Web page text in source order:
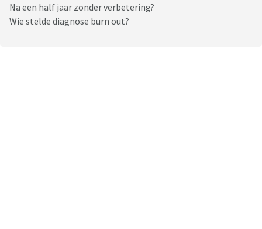
Na een half jaar zonder verbetering?
Wie stelde diagnose burn out?